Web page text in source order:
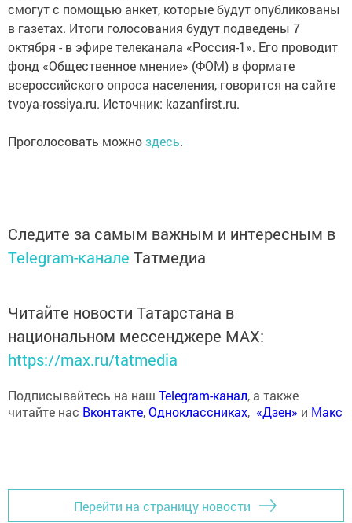
смогут с помощью анкет, которые будут опубликованы
в газетах. Итоги голосования будут подведены 7
октября - в эфире телеканала «Россия-1». Его проводит
фонд «Общественное мнение» (ФОМ) в формате
всероссийского опроса населения, говорится на сайте
tvoya-rossiya.ru. Источник: kazanfirst.ru.
Проголосовать можноздесь.
Следите за самым важным и интересным в
Telegram-канале Татмедиа
Читайте новости Татарстана в
национальном мессенджере MАХ:
https://max.ru/tatmedia
Подписывайтесь на наш Telegram-канал, а также
читайте нас Вконтакте,Одноклассниках, «Дзен» и Макс
Перейти на страницу новости